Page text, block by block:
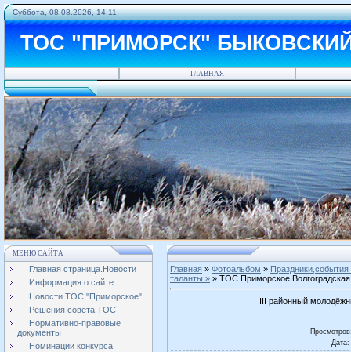
Суббота, 08.08.2026, 14:11
ТОС "ПРИМОРСК"
ГЛАВНАЯ
МЕНЮ САЙТА
Главная страница.Новости
Информация о сайте
Новости ТОС "Приморское"
Решения совета ТОС
Нормативно-правовые
документы
Номинации конкурса
Главная » Фотоальбом » Праздники,события
таланты!» » ТОС Приморское
III районный
Просмотров
Дата: